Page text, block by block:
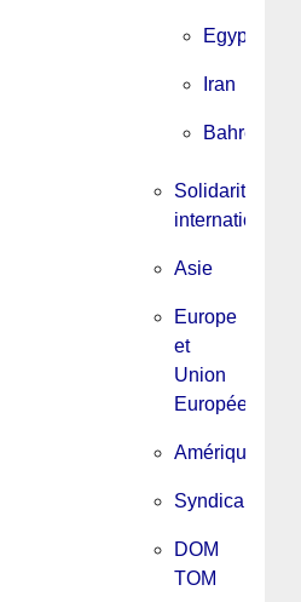
Egypte
Iran
Bahrein
Solidarité
internationale
Asie
Europe
et
Union
Européenne
Amérique
Syndicalisme
DOM
TOM